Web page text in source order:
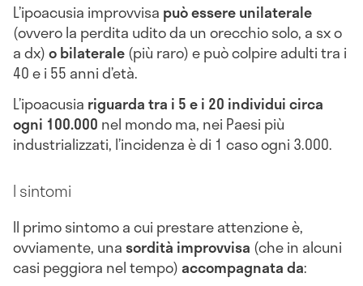
L’ipoacusia improvvisa può essere unilaterale
(ovvero la perdita udito da un orecchio solo, a sx o
a dx)o bilaterale(più raro) e può colpire adulti tra i
40 e i 55 anni d’età.
L’ipoacusia riguarda tra i 5 e i 20 individui circa
ogni 100.000 nel mondo ma, nei Paesi più
industrializzati, l’incidenza è di 1 caso ogni 3.000.
I sintomi
Il primo sintomo a cui prestare attenzione è,
ovviamente, unasordità improvvisa (che in alcuni
casi peggiora nel tempo)accompagnata da: